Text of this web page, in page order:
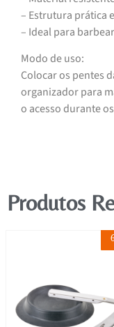
– Estrutura prática
– Ideal para
Modo de uso:
Colocar os pentes
organizador para
o acesso durante
Produtos